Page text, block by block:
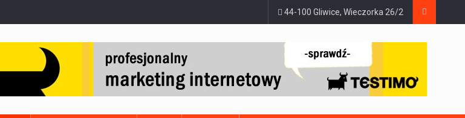
44-100 Gliwice, Wieczorka 26/2